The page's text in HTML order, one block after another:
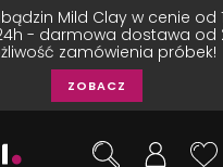
Mild Clay w cenie od
- darmowa dostawa od
zamówienia próbek!
ZOBACZ